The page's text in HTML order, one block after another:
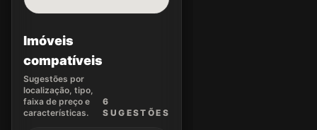
Imóveis
compatíveis
Sugestões por
localização, tipo,
faixa de preço e
características.
6
SUGEST ÕES